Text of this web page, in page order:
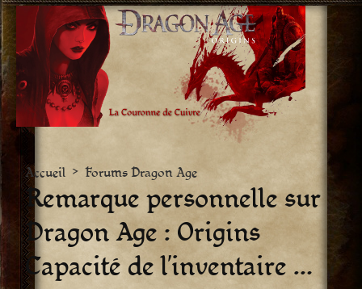
Aller
vers
le
contenu
Accueil > Forums Dragon Age
Remarque personnelle sur
Dragon Age : Origins 
Capacité de l’inventaire …